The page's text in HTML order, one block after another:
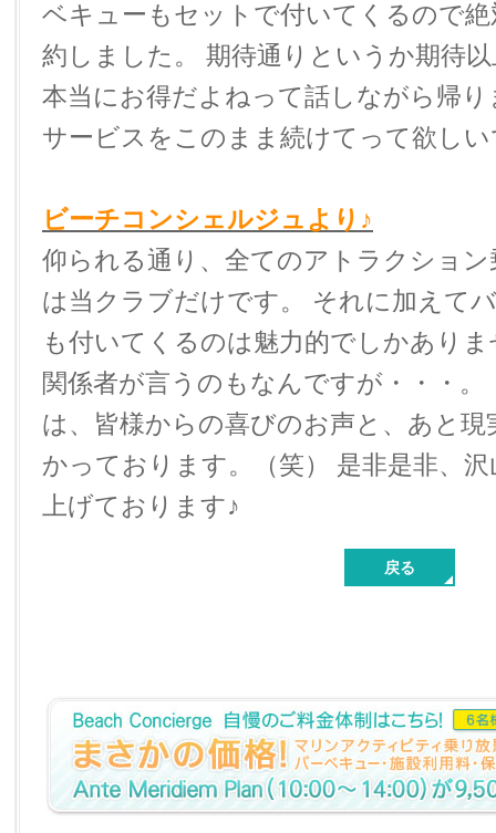
ベキューもセットで付いてくるので
約しました。 期待通りというか期待
本当にお得だよねって話しながら帰
サービスをこのまま続けてって欲し
ビーチコンシェルジュより♪
仰られる通り、全てのアトラクショ
は当クラブだけです。 それに加えて
も付いてくるのは魅力的でしかあり
関係者が言うのもなんですが・・・。
は、皆様からの喜びのお声と、あと現
かっております。（笑） 是非是非、
上げております♪
戻る